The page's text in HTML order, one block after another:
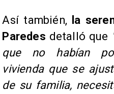
Así también,
la
Paredes detalló que
que no habían
vivienda que se
de su familia,